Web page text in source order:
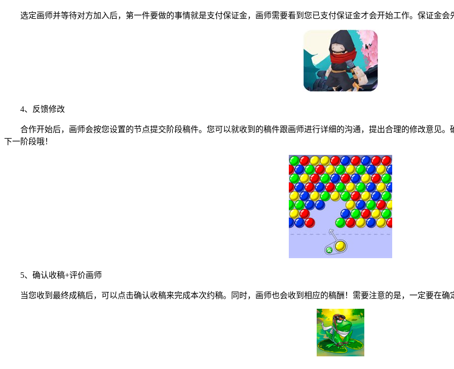
选定画师并等待对方加入后，第一件要做的事情就是支付保证金，画师需要看到您已支付保证金才会开始工作。保证金会
4、反馈修改
合作开始后，画师会按您设置的节点提交阶段稿件。您可以就收到的稿件跟画师进行详细的沟通，提出合理的修改意见。
下一阶段哦！
5、确认收稿+评价画师
当您收到最终成稿后，可以点击确认收稿来完成本次约稿。同时，画师也会收到相应的稿酬！需要注意的是，一定要在确